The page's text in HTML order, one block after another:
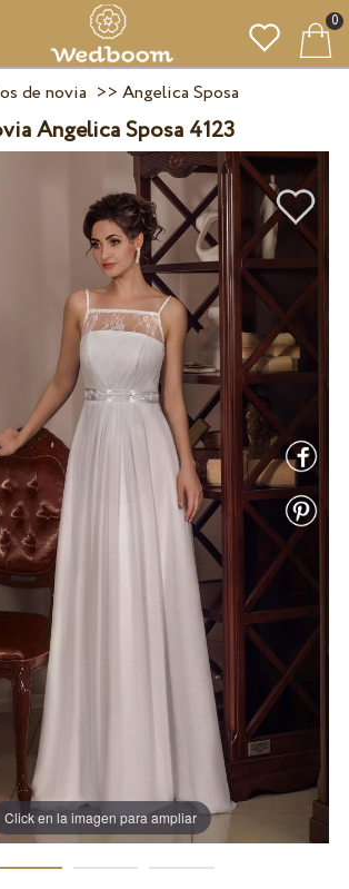
0
de novia >> Angelica Sposa
Angelica Sposa 4123
Click en la imagen para ampliar